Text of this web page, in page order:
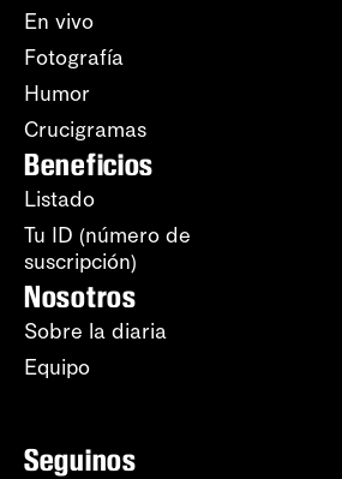
En vivo
Fotografía
Humor
Crucigramas
Beneficios
Listado
Tu ID (número de
suscripción)
Nosotros
Sobre la diaria
Equipo
Seguinos